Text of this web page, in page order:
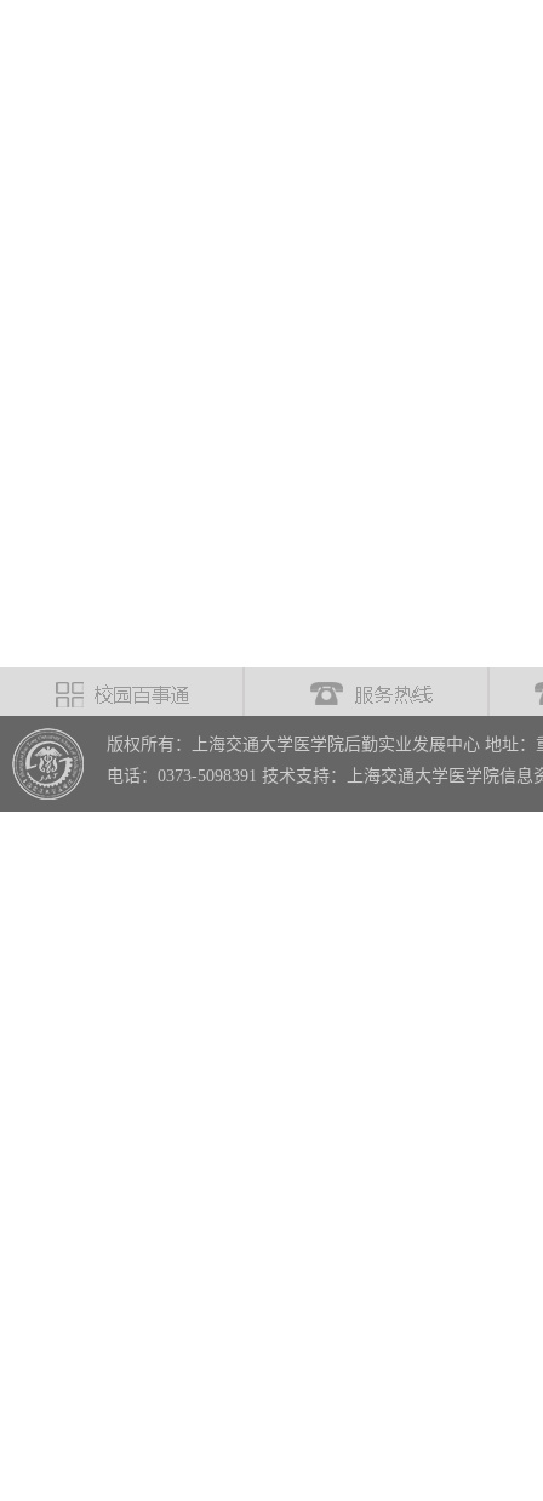
版权所有：上海交通大学医学院后勤实业发展中心 地址：
电话：0373-5098391 技术支持：上海交通大学医学院信息